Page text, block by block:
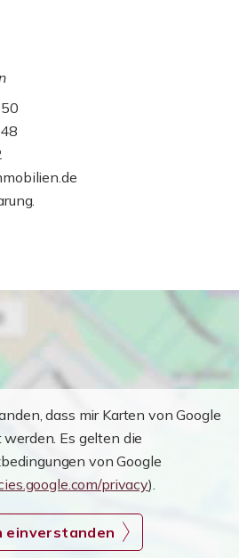
dass mir Karten von Google
Es gelten die
von Google
privacy).
einverstanden